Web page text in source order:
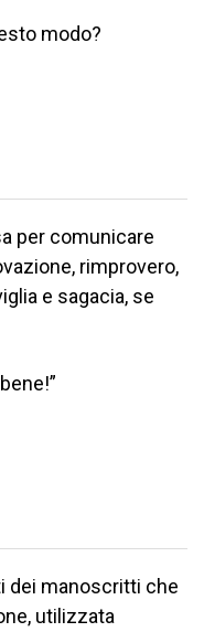
modo?
per comunicare
rimprovero,
e sagacia, se
dei manoscritti che
utilizzata